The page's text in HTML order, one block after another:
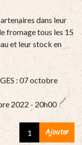
dans leur
fromage tous les 15
et leur stock en
: 07 octobre
2022 - 20h00
Randonneur
Ajouter